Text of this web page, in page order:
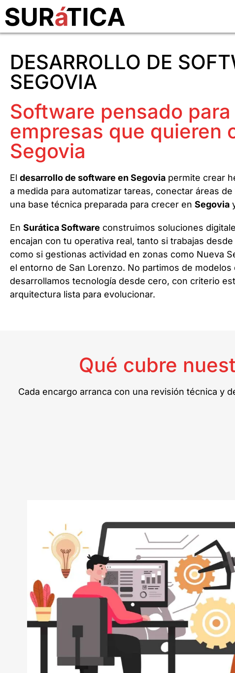
DESARROLLO DE
SEGOVIA
Software pensado para
empresas que quieren
Segovia
El desarrollo de software en Segovia permite crear
a medida para automatizar tareas, conectar áreas
una base técnica preparada para crecer en Segovia
En Surática Software construimos soluciones
encajan con tu operativa real, tanto si trabajas
como si gestionas actividad en zonas como Nueva
el entorno de San Lorenzo. No partimos de modelos
desarrollamos tecnología desde cero, con criterio
arquitectura lista para evolucionar.
Qué cubre
Cada encargo arranca con una revisión técnica y